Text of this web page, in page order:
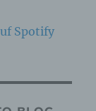
Spotify
Vorgang